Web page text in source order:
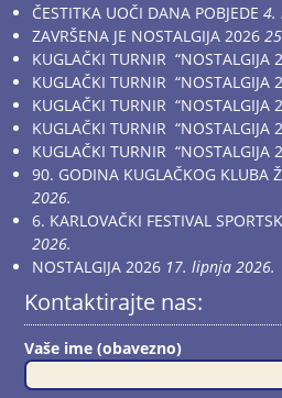
ČESTITKA UOČI DANA POBJEDE 4.
ZAVRŠENA JE NOSTALGIJA 2026
KUGLAČKI TURNIR “NOSTALGIJA
KUGLAČKI TURNIR “NOSTALGIJA
KUGLAČKI TURNIR “NOSTALGIJA
KUGLAČKI TURNIR “NOSTALGIJA
KUGLAČKI TURNIR “NOSTALGIJA
90. GODINA KUGLAČKOG KLUBA
2026.
6. KARLOVAČKI FESTIVAL
2026.
NOSTALGIJA 2026 17. lipnja 2026.
Kontaktirajte nas:
Vaše ime (obavezno)